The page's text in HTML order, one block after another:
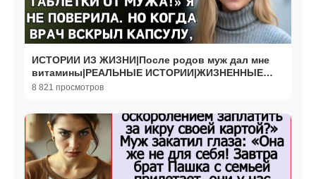
ИСТОРИИ ИЗ ЖИЗНИ|После родов муж дал мне
витамины|РЕАЛЬНЫЕ ИСТОРИИ|ЖИЗНЕННЫЕ
ИСТОРИИ
8 821 просмотров